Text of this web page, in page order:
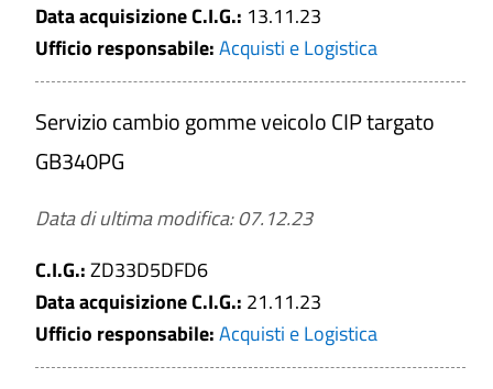
PULISCI
Data acquisizione C.I.G.: 13.11.23
Ufficio responsabile:Acquisti e Logistica
Servizio cambio gomme veicolo CIP targato
GB340PG
Data di ultima modifica: 07.12.23
C.I.G.:ZD33D5DFD6
Data acquisizione C.I.G.: 21.11.23
Ufficio responsabile:Acquisti e Logistica